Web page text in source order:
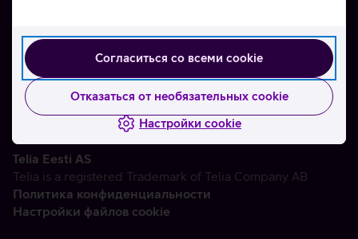
Согласиться со всеми cookie
Отказаться от необязательных cookie
Настройки cookie
О нас
Контакты
Партнерам
Telia Eesti AS
Telia is a registered Trademark of Telia Company AB
Политика конфиденциальности
Настройки файлов cookie